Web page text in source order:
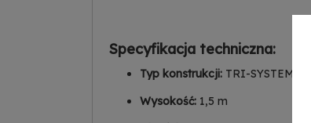
Specyfikacja techniczna:
Typ konstrukcji: TRI-SYSTEM
Wysokość: 1,5 m